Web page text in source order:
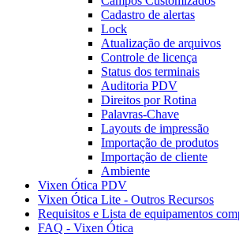
Cadastro de alertas
Lock
Atualização de arquivos
Controle de licença
Status dos terminais
Auditoria PDV
Direitos por Rotina
Palavras-Chave
Layouts de impressão
Importação de produtos
Importação de cliente
Ambiente
Vixen Ótica PDV
Vixen Ótica Lite - Outros Recursos
Requisitos e Lista de equipamentos
FAQ - Vixen Ótica